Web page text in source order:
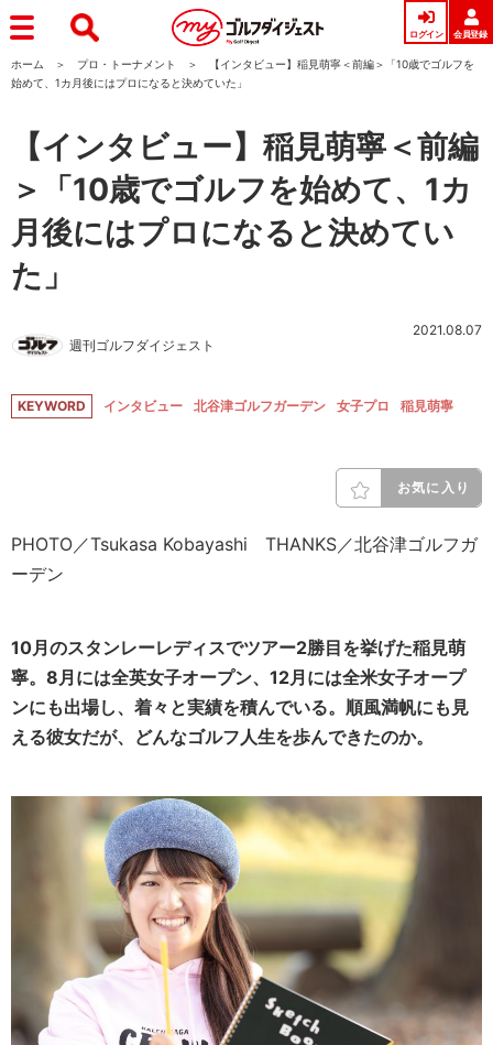
ログイン 会員登録
ホーム プロ・トーナメント
【インタビュー】稲見萌寧＜前編＞「10歳でゴルフを
始めて、1カ月後にはプロになると決めていた」
【インタビュー】稲見萌寧＜前編
＞「10歳でゴルフを始めて、1カ
月後にはプロになると決めてい
た」
週刊ゴルフダイジェスト
2021.08.07
KEYWORD インタビュー 北谷津ゴルフガーデン 女子プロ 稲見萌寧
お気に入り
PHOTO／Tsukasa Kobayashi THANKS／北谷津ゴルフガ
ーデン
10月のスタンレーレディスでツアー2勝目を挙げた稲見萌
寧。8月には全英女子オープン、12月には全米女子オープ
ンにも出場し、着々と実績を積んでいる。順風満帆にも見
える彼女だが、どんなゴルフ人生を歩んできたのか。